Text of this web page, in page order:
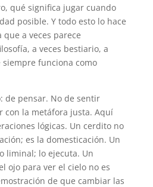
qué significa jugar cuando
posible. Y todo esto lo hace
a veces parece
a veces bestiario, a
siempre funciona como
de pensar. No de sentir
con la metáfora justa. Aquí
lógicas. Un cerdito no
es la domesticación. Un
liminal; lo ejecuta. Un
ojo para ver el cielo no es
de que cambiar las